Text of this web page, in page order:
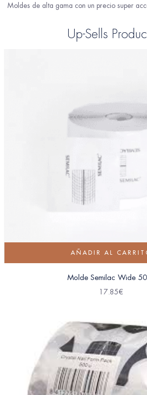
Moldes de alta gama con un precio super
Up-Sells
AÑADIR AL
Molde Semilac Wide
17.85€